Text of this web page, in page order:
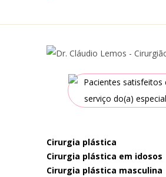
cirurgia plástica
cirurgia plástica em idosos
cirurgia plástica masculina